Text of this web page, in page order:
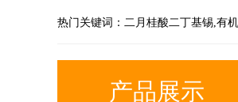
热门关键词：二月桂酸二丁基锡,有
产品展示